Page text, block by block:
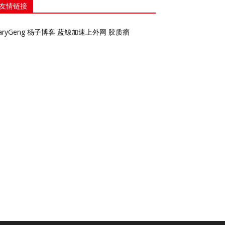
情链接
杨子博客 蓝鲸加速上外网 胶质瘤